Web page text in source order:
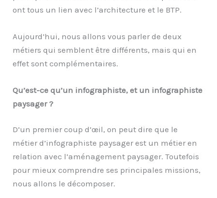
ont tous un lien avec l’architecture et le BTP.
Aujourd’hui, nous allons vous parler de deux
métiers qui semblent être différents, mais qui en
effet sont complémentaires.
Qu’est-ce qu’un infographiste, et un infographiste
paysager ?
D’un premier coup d’œil, on peut dire que le
métier d’infographiste paysager est un métier en
relation avec l’aménagement paysager. Toutefois
pour mieux comprendre ses principales missions,
nous allons le décomposer.